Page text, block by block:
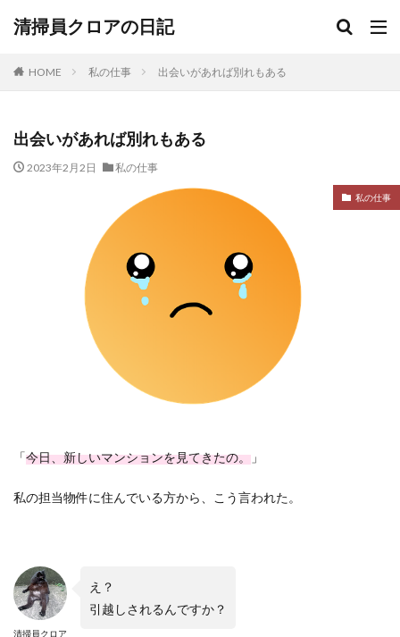
清掃員クロアの日記
HOME 私の仕事 出会いがあれば別れもある
出会いがあれば別れもある
2023年2月2日 私の仕事
私の仕事
「今日、新しいマンションを見てきたの。 」
私の担当物件に住んでいる方から、こう言われた。
清掃員クロア
え？
引越しされるんですか？